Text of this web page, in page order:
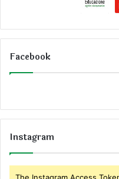
Facebook
Instagram
The Instagram Access